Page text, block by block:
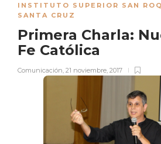
INSTITUTO SUPERIOR SAN
SANTA CRUZ
Primera Charla:
Fe Católica
Comunicación, 21 noviembre, 2017